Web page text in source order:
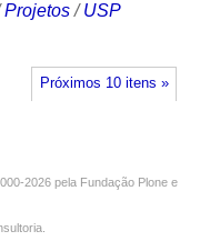
Projetos/USP
Próximos 10 itens »
2026 pela Fundação Plone e